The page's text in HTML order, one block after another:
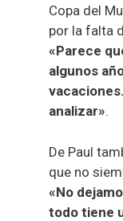
Copa del
por la falta
«Parece
algunos
analizar».
De Paul
que no
«No
todo tiene